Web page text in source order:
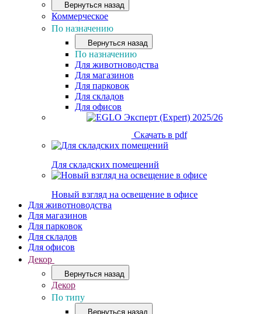
Вернуться назад
Коммерческое
По назначению
Вернуться назад
По назначению
Для животноводства
Для магазинов
Для парковок
Для складов
Для офисов
Скачать в pdf
Для складских помещений
Новый взгляд на освещение в офисе
Для животноводства
Для магазинов
Для парковок
Для складов
Для офисов
Декор
Вернуться назад
Декор
По типу
Вернуться назад